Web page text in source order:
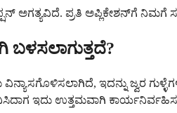
ಅಗತ್ಯವಿದೆ. ಪ್ರತಿ ಅಪ್ಲಿಕೇಶನ್‌ಗೆ ನಿಮಗೆ
ಬಳಸಲಾಗುತ್ತದೆ?
ಇದನ್ನು ಜ್ವರ
ಇದು ಉತ್ತಮವಾಗಿ